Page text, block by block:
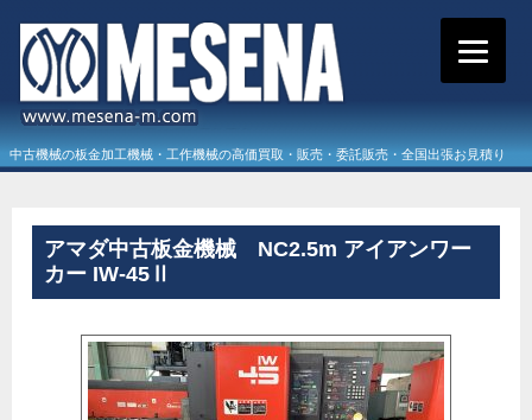
中古機械の板金加工機械・工作機械の高価買取・販売・委託販売・全国出張お見積り
アマダ中古板金機械 NC2.5m アイアンワー
カー IW-45Ⅱ